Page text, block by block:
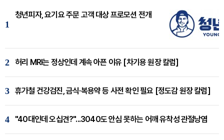
1
청년피자, 요기요 주문 고객 대상 프로모션 전개
2 허리 MRI는 정상인데 계속 아픈 이유 [차기용 원장 칼럼]
3 휴가철 건강검진, 금식·복용약 등 사전 확인 필요 [정도감 원장 칼럼]
4 "40대인데 오십견?"...3040도 안심 못하는 어깨 유착성 관절낭염